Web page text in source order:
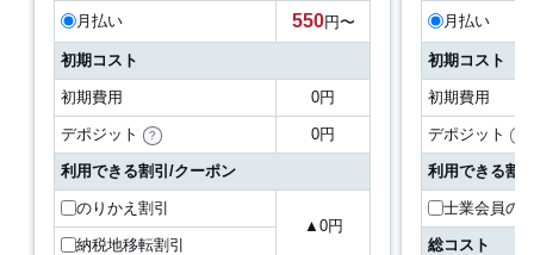
月払い 550円〜
初期コスト
初期費用 0円
デポジット ? 0円
利用できる割引/クーポン
のりかえ割引
▲ 0円
納税地移転割引
月払い
初期コスト
初期費用
デポジット
利用できる割
士業会員の
総コスト